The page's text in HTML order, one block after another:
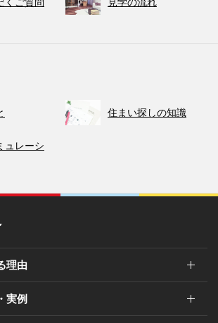
住まい探しの知識
ュレーシ
理由
る理由（トップ）
実例